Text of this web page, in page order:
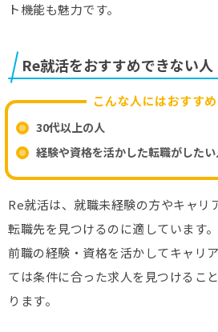
ト機能も魅力です。
Re就活をおすすめできない人
こんな人にはおすす
30代以上の人
経験や資格を活かした転職がした
Re就活は、就職未経験の方やキャリ
転職先を見つけるのに適しています
前職の経験・資格を活かしてキャリ
ては条件に合った求人を見つけるこ
ります。